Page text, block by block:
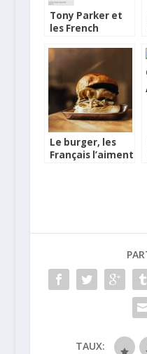
Tony Parker et
les French
Le burger, les
Français l’aiment
TAUX: